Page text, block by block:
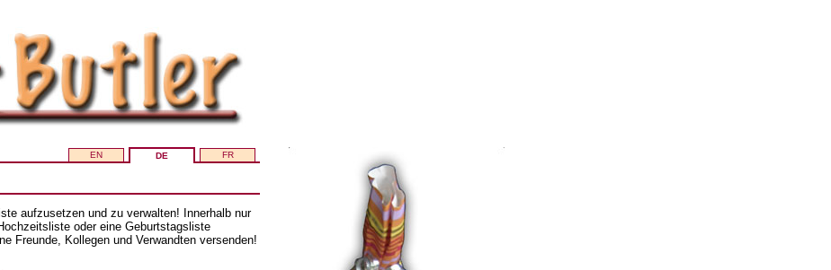
EN DE FR
aufzusetzen und zu verwalten! Innerhalb nur
oder eine Geburtstagsliste
Freunde, Kollegen und Verwandten versenden!